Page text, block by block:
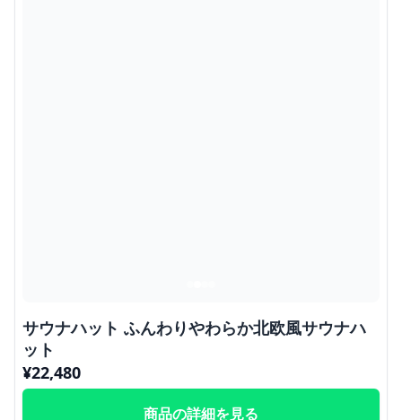
サウナハット ふんわりやわらか北欧風サウナハ
ット
¥22,480
商品の詳細を見る